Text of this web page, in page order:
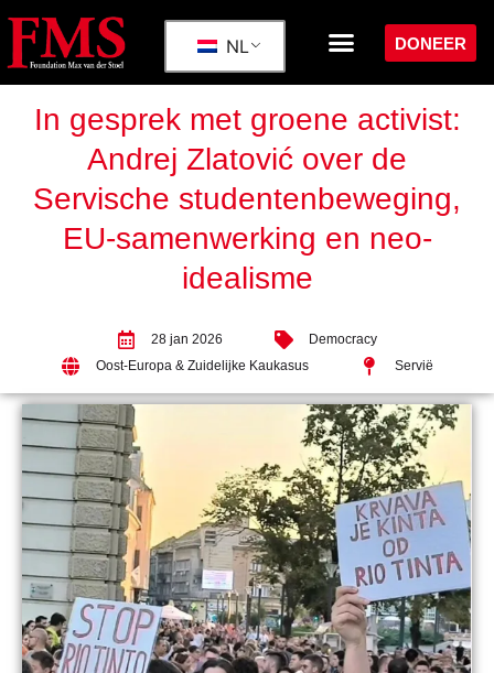
NL DONEER
In gesprek met groene activist:
Andrej Zlatović over de
Servische studentenbeweging,
EU-samenwerking en neo-
idealisme
28 jan 2026
Democracy
Oost-Europa & Zuidelijke Kaukasus
Servië